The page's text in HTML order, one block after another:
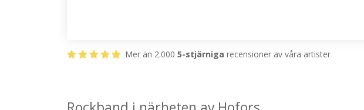
Mer än 2.000 5-stjärniga recensioner av våra artister